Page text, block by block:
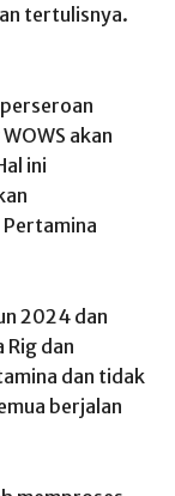
tertulisnya.
akan
ini
2024 dan
dan
dan tidak
berjalan